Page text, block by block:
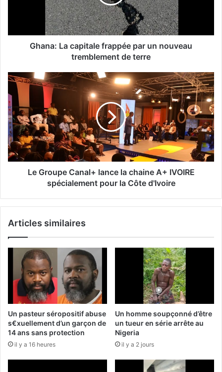
Ghana: La capitale frappée par un nouveau
tremblement de terre
Le Groupe Canal+ lance la chaine A+ IVOIRE
spécialement pour la Côte d'Ivoire
Articles similaires
Un pasteur séropositif abuse
s€xuellement d’un garçon de
14 ans sans protection
il y a 16 heures
Un homme soupçonné d’être
un tueur en série arrête au
Nigeria
il y a 2 jours